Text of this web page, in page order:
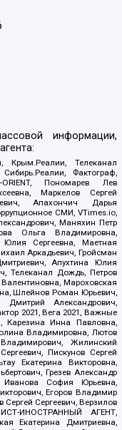
информации,
Крым.Реалии, Телеканал
Фактограф,
Пономарев Лев
Маркелов Сергей
Апахончич Дарья
СМИ, VTimes.io,
Маняхин Петр
Ольга Владимировна,
Сергеевна, Маетная
Аркадьевич, Гройсман
Апухтина Юлия
Телеканал Дождь, Петров
Мароховская
Шлейнов Роман Юрьевич,
Александрович,
2021, Вега 2021, Важные
Карезина Инна Павловна,
Владимировна, Лютов
Жилинский
Пискунов Сергей
Екатерина Викторовна,
Грезев Александр
Иванова София Юрьевна,
Егоров Владимир
Сергеевич, Верзилов
ИНОСТРАННЫЙ АГЕНТ,
Екатерина Дмитриевна,